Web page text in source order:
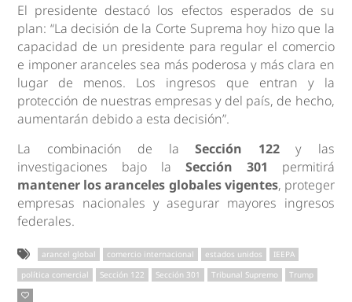
El presidente destacó los efectos esperados de su
plan: “La decisión de la Corte Suprema hoy hizo que la
capacidad de un presidente para regular el comercio
e imponer aranceles sea más poderosa y más clara en
lugar de menos. Los ingresos que entran y la
protección de nuestras empresas y del país, de hecho,
aumentarán debido a esta decisión”.
La combinación de laSección 122y las
investigaciones bajo la Sección 301 permitirá
mantener los aranceles globales vigentes, proteger
empresas nacionales y asegurar mayores ingresos
federales.
arancel global comercio internacional estados unidos
IEEPA
política comercial
Sección 122 Sección 301 Tribunal Supremo Trump